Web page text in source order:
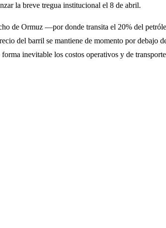
la breve tregua institucional el 8 de abril.
de Ormuz —por donde transita el 20% del
del barril se mantiene de momento por debajo
inevitable los costos operativos y de